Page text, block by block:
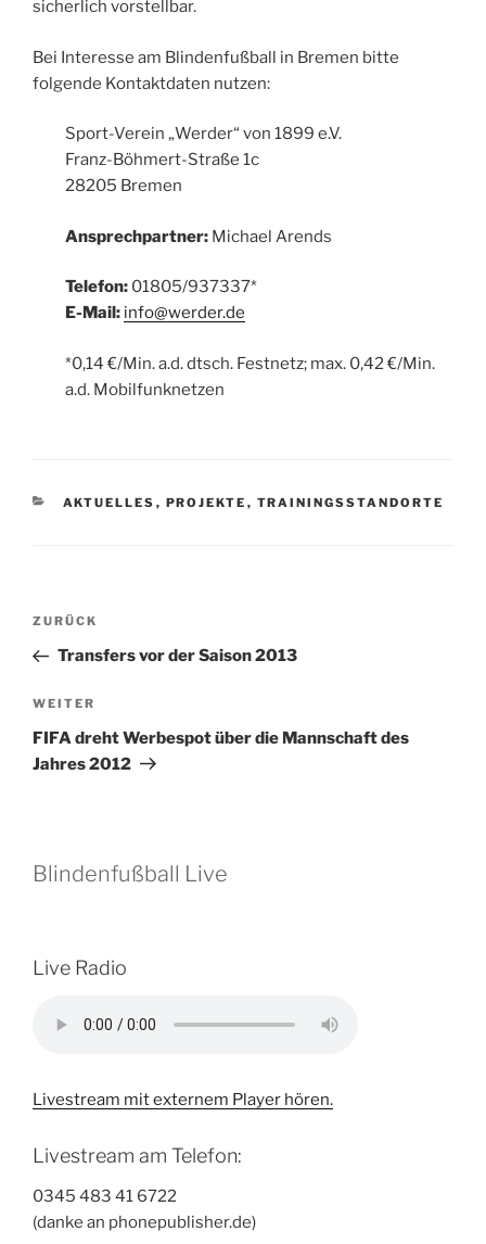
sicherlich vorstellbar.
Bei Interesse am Blindenfußball in Bremen bitte
folgende Kontaktdaten nutzen:
Sport-Verein „Werder“ von 1899 e.V.
Franz-Böhmert-Straße 1c
28205 Bremen
Ansprechpartner: Michael Arends
Telefon: 01805/937337*
E-Mail: info@werder.de
*0,14 €/Min. a.d. dtsch. Festnetz; max. 0,42 €/Min.
a.d. Mobilfunknetzen
KATEGORIEN
AKTUELLES , PROJEKTE , TRAININGSSTANDORTE
Beitragsnavigation
Vorheriger
Beitrag
ZURÜCK
Transfers vor der Saison 2013
Nächster
Beitrag
WEITER
FIFA dreht Werbespot über die Mannschaft des
Jahres 2012
Blindenfußball Live
Live Radio
Livestream mit externem Player hören.
Livestream am Telefon:
0345 483 41 6722
(danke an phonepublisher.de)